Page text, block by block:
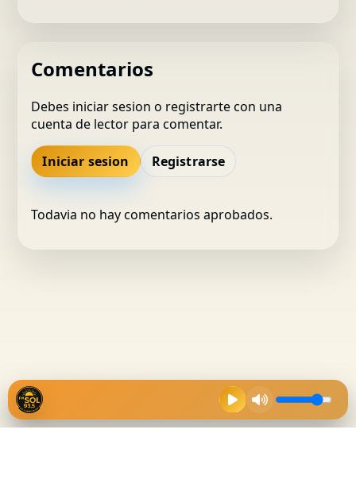
Comentarios
Debes iniciar sesion o registrarte con una
cuenta de lector para comentar.
Iniciar sesion Registrarse
Todavia no hay comentarios aprobados.